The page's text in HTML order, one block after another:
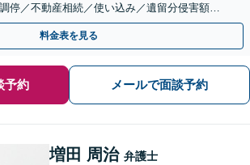
停／不動産相続／使い込み／遺留分侵害額請
】【国分寺駅3分】
料金表を見る
予約 メールで面談予約
増田 周治 弁護士